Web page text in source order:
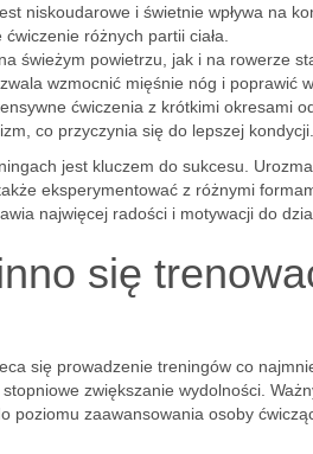
niskoudarowe i świetnie wpływa na
różnych partii ciała.
świeżym powietrzu, jak i na rowerze
wzmocnić mięśnie nóg i poprawić
ćwiczenia z krótkimi okresami
co przyczynia się do lepszej kondycji.
jest kluczem do sukcesu.
eksperymentować z różnymi
najwięcej radości i motywacji do
się
się prowadzenie treningów co
zwiększanie wydolności.
poziomu zaawansowania osoby